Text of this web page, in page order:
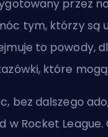
przez
tym, którzy są
to powody,
które
bez dalszego
w Rocket